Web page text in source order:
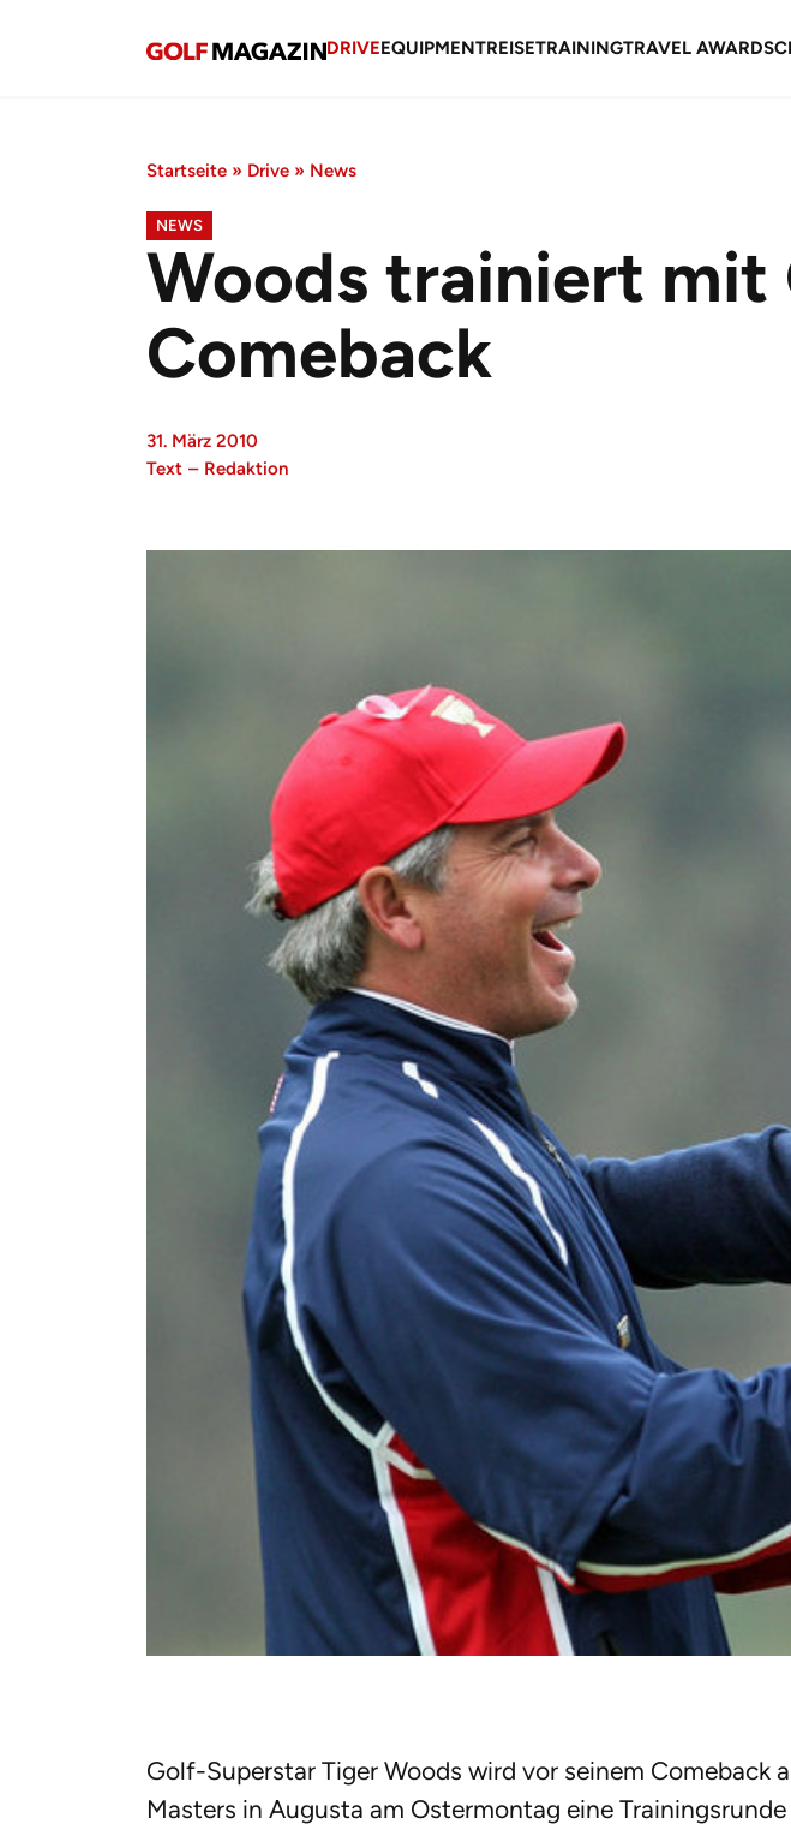
DRIVEEQUIPMENTREISETRAININGTRAVEL AWARDS
Startseite » Drive » News
NEWS
Woods trainiert mit
Comeback
31. März 2010
Text – Redaktion
Golf-Superstar Tiger Woods wird vor seinem Comeback
Masters in Augusta am Ostermontag eine